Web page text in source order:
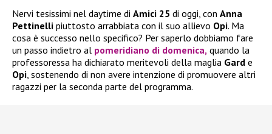
Nervi tesissimi nel daytime di Amici 25 di oggi, con Anna
Pettinelli piuttosto arrabbiata con il suo allievo Opi. Ma
cosa è successo nello specifico? Per saperlo dobbiamo fare
un passo indietro al pomeridiano di domenica, quando la
professoressa ha dichiarato meritevoli della maglia Gard e
Opi, sostenendo di non avere intenzione di promuovere altri
ragazzi per la seconda parte del programma.